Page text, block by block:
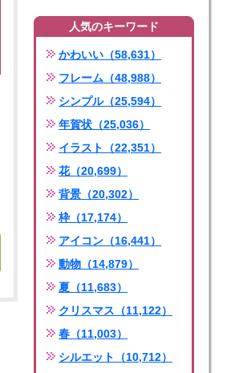
人気のキーワード
かわいい（58,631）
フレーム（48,988）
シンプル（25,594）
年賀状（25,036）
イラスト（22,351）
花（20,699）
背景（20,302）
枠（17,174）
アイコン（16,441）
動物（14,879）
夏（11,683）
クリスマス（11,122）
春（11,003）
シルエット（10,712）